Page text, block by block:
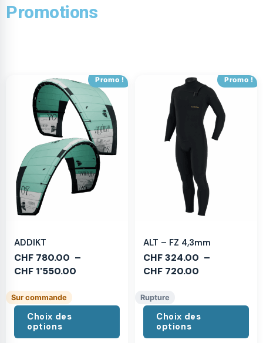
Promotions
Promo !
ADDIKT
CHF 780.00 –
CHF 1'550.00
Sur commande
Choix des
options
Promo !
ALT – FZ 4,3mm
CHF324.00 –
CHF 720.00
Rupture
Choix des
options